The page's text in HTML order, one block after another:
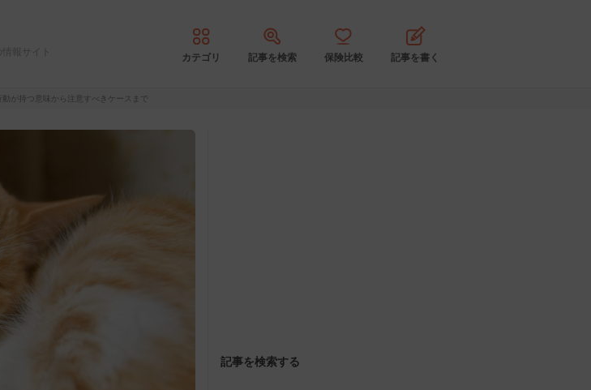
報サイト
カテゴリ 記事を検索 保険比較 記事を書く
が持つ意味から注意すべきケースまで
記事を検索する